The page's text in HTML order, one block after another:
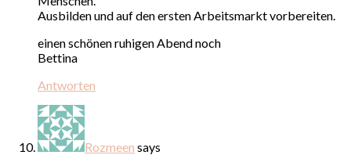
Ausbilden und auf den ersten Arbeitsmarkt vorbereiten.
einen schönen ruhigen Abend noch
Bettina
Antworten
Rozmeen says